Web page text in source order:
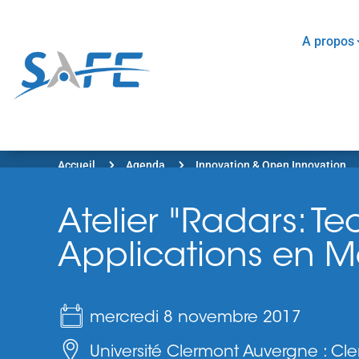
A propos
Accueil 5 Agenda 5 Innovation & Open Innovation
Atelier "Radars:
Applications en
mercredi 8 novembre 2017
Université Clermont Auvergne :